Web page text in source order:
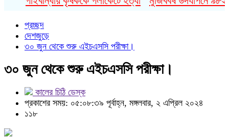
প্রচ্ছদ
দেশজুড়ে
৩০ জুন থেকে শুরু এইচএসসি পরীক্ষা।
৩০ জুন থেকে শুরু এইচএসসি পরীক্ষা।
কালের চিঠি ডেস্ক
প্রকাশের সময়: ০৫:০৮:৩৯ পূর্বাহ্ন, মঙ্গলবার, ২ এপ্রিল ২০২৪
১১৮